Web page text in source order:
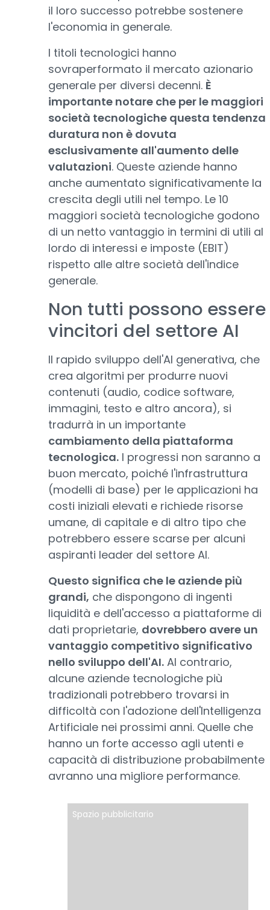
il loro successo potrebbe sostenere
l'economia in generale.
I titoli tecnologici hanno
sovraperformato il mercato azionario
generale per diversi decenni. È
importante notare che per le maggiori
società tecnologiche questa tendenza
duratura non è dovuta
esclusivamente all'aumento delle
valutazioni. Queste aziende hanno
anche aumentato significativamente la
crescita degli utili nel tempo. Le 10
maggiori società tecnologiche godono
di un netto vantaggio in termini di utili al
lordo di interessi e imposte (EBIT)
rispetto alle altre società dell'indice
generale.
Non tutti possono essere
vincitori del settore AI
Il rapido sviluppo dell'AI generativa, che
crea algoritmi per produrre nuovi
contenuti (audio, codice software,
immagini, testo e altro ancora), si
tradurrà in un importante
cambiamento della piattaforma
tecnologica. I progressi non saranno a
buon mercato, poiché l'infrastruttura
(modelli di base) per le applicazioni ha
costi iniziali elevati e richiede risorse
umane, di capitale e di altro tipo che
potrebbero essere scarse per alcuni
aspiranti leader del settore AI.
Questo significa che le aziende più
grandi, che dispongono di ingenti
liquidità e dell'accesso a piattaforme di
dati proprietarie, dovrebbero avere un
vantaggio competitivo significativo
nello sviluppo dell'AI. Al contrario,
alcune aziende tecnologiche più
tradizionali potrebbero trovarsi in
difficoltà con l'adozione dell'Intelligenza
Artificiale nei prossimi anni. Quelle che
hanno un forte accesso agli utenti e
capacità di distribuzione probabilmente
avranno una migliore performance.
Spazio pubblicitario